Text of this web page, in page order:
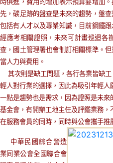
時俱進，費用的增加表示預算要增加
先，碳足跡的盤查是未來的趨勢，盤
包括有人才以及專業知識，目前鋼鐵
經應考相關證照，未來可計畫巡迴各
查，國土管理署也會制訂相關標準。
當人力與費用。
其次則是缺工問題，各行各業皆缺工
輕人對行業的選擇，因此為吸引年輕
一點是趨勢也是需求，因為證照是未
基金會，有開辦工地主任及評鑑業務
在服務會員的同時，同時與公會攜手推
中華民國綜合營造
業同業公會全國聯合會